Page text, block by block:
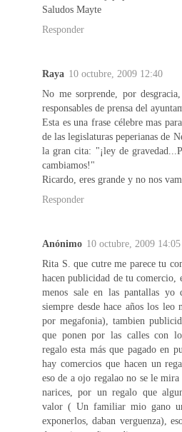
Saludos Mayte
Responder
Raya 10 octubre, 2009 12:40
No me sorprende, por
responsables de prensa del
Esta es una frase célebre mas
de las legislaturas peperianas de
la gran cita: "¡ley de
cambiamos!"
Ricardo, eres grande y no nos
Responder
Anónimo 10 octubre, 2009 14:05
Rita S. que cutre me parece tu
hacen publicidad de tu
menos sale en las pantallas yo
siempre desde hace años los
por megafonia), tambien
que ponen por las calles con
regalo esta más que pagado en
hay comercios que hacen un
eso de a ojo regalao no se le
narices, por un regalo que
valor ( Un familiar mio gano
exponerlos, daban verguenza),